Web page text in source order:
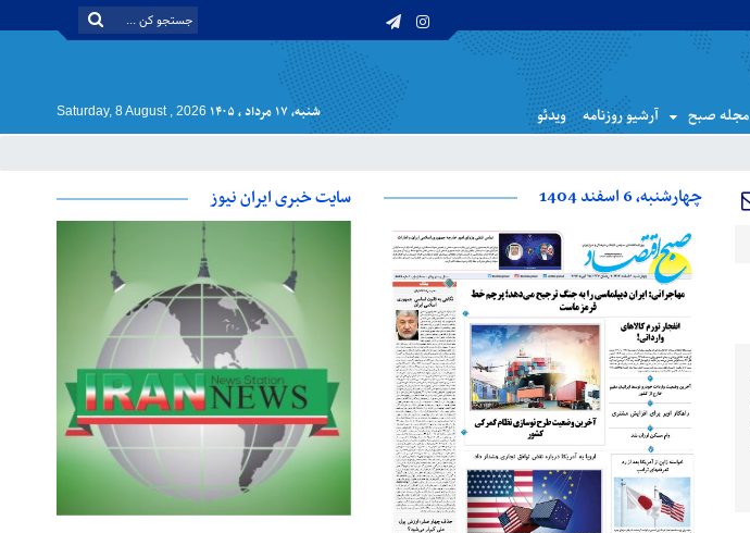
مجله صبح آرشیو روزنامه ویدئو شنبه, ۱۷ مرداد , ۱۴۰۵ Saturday, 8 August , 2026
چهارشنبه، 6 اسفند 1404 سایت خبری ایران نیوز